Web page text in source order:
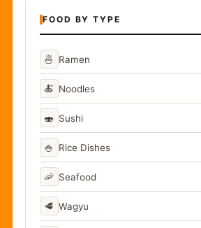
FOOD BY TYPE
🍜 Ramen
🍝 Noodles
🍣 Sushi
🍚 Rice Dishes
🦐 Seafood
🥩 Wagyu